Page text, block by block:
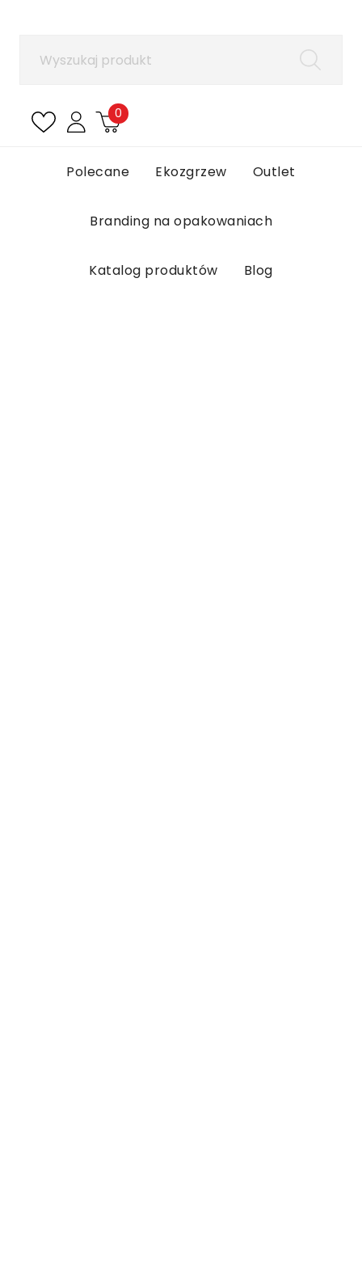
0
Polecane Ekozgrzew Outlet
Branding na opakowaniach
Katalog produktów Blog
Aby zapisać produkty na liście ulubionych, musisz
Anuluj Zaloguj się